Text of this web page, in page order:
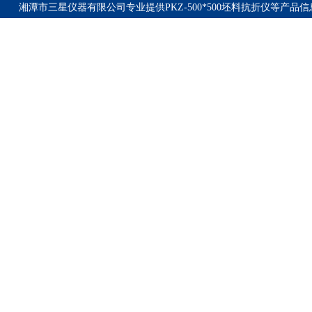
湘潭市三星仪器有限公司专业提供PKZ-500*500坯料抗折仪等产品